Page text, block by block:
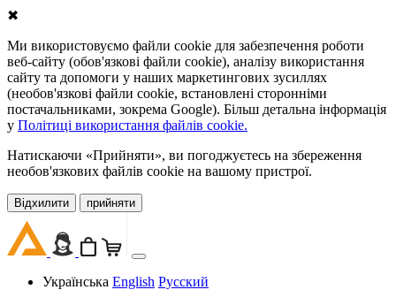
✖
Ми використовуємо файли cookie для забезпечення роботи
веб-сайту (обов'язкові файли cookie), аналізу використання
сайту та допомоги у наших маркетингових зусиллях
(необов'язкові файли cookie, встановлені сторонніми
постачальниками, зокрема Google). Більш детальна інформація
у Політиці використання файлів cookie.
Натискаючи «Прийняти», ви погоджуєтесь на збереження
необов'язкових файлів cookie на вашому пристрої.
Відхилити прийняти
Українська English Русский